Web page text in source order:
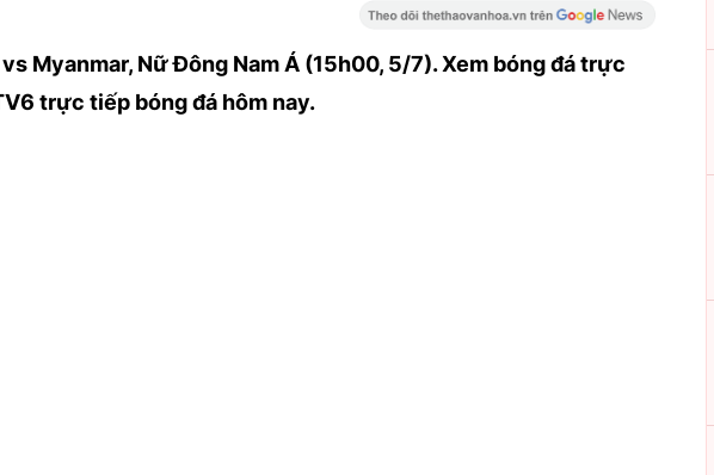
Myanmar, Nữ Đông Nam Á (15h00, 5/7). Xem bóng đá trực
trực tiếp bóng đá hôm nay.